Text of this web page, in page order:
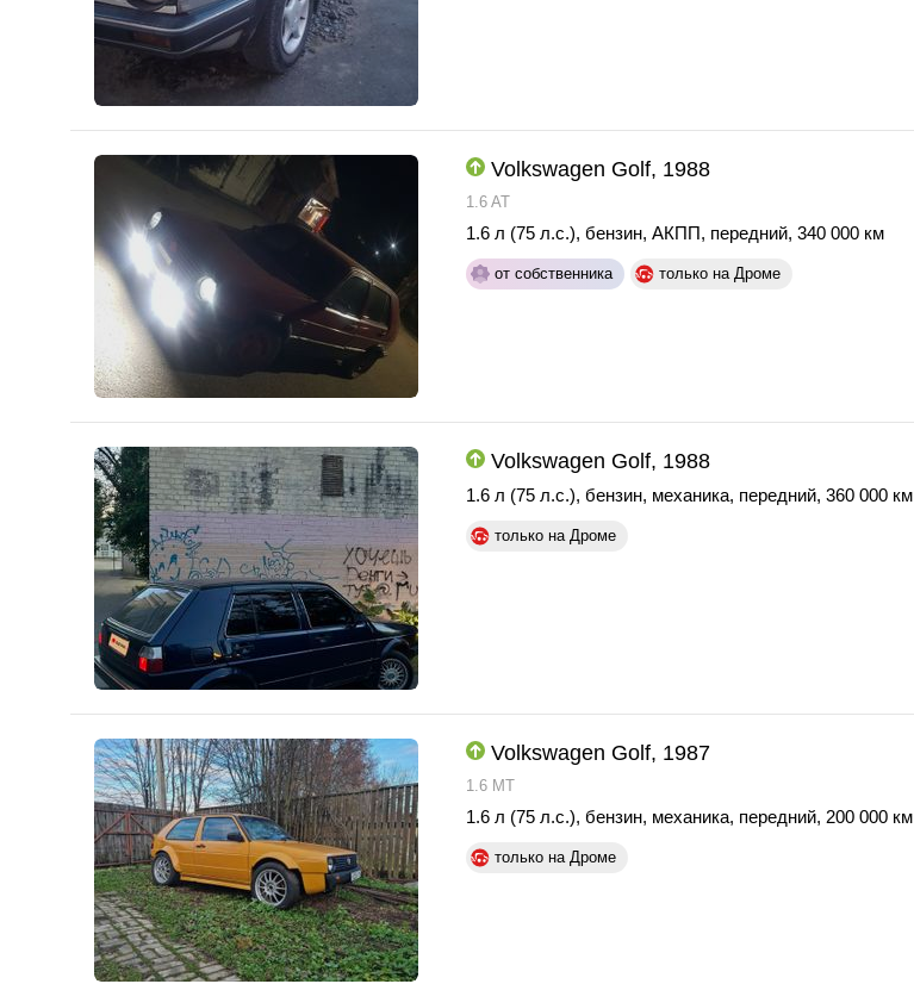
Volkswagen Golf, 1988
1.6 AT
1.6 л (75 л.с.), бензин, АКПП, передний, 340 000 км
от собственника только на Дроме
Volkswagen Golf, 1988
1.6 л (75 л.с.), бензин, механика, передний, 360 000 км
только на Дроме
Volkswagen Golf, 1987
1.6 MT
1.6 л (75 л.с.), бензин, механика, передний, 200 000 км
только на Дроме